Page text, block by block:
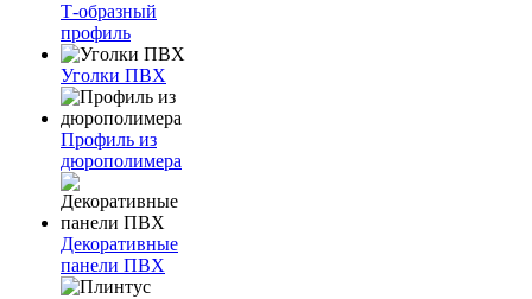
Т-образный
профиль
Уголки ПВХ
Профиль из
дюрополимера
Декоративные
панели ПВХ